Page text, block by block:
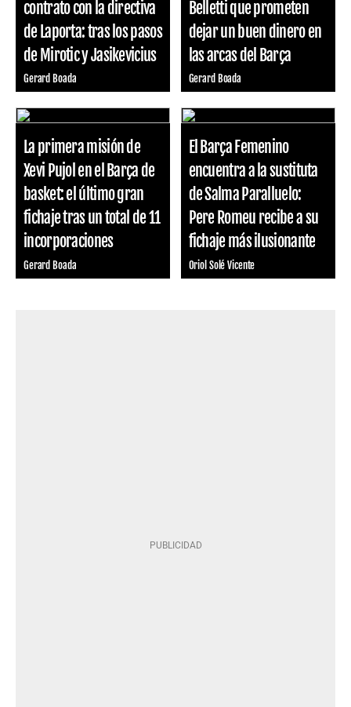
contrato con la directiva
de Laporta: tras los pasos
de Mirotic y Jasikevicius
Gerard Boada
Belletti que prometen
dejar un buen dinero en
las arcas del Barça
Gerard Boada
La primera misión de
Xevi Pujol en el Barça de
basket: el último gran
fichaje tras un total de 11
incorporaciones
Gerard Boada
El Barça Femenino
encuentra a la sustituta
de Salma Paralluelo:
Pere Romeu recibe a su
fichaje más ilusionante
Oriol Solé Vicente